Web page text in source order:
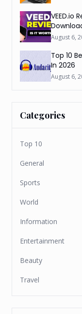
VEED.io
August 6,
Top 10
In 2026
August 6,
Categories
Top 10
General
Sports
World
Information
Entertainment
Beauty
Travel